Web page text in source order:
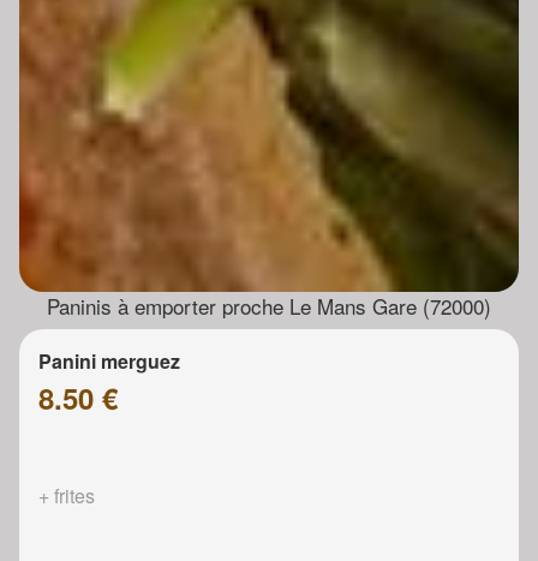
Paninis à emporter proche Le Mans Gare (72000)
Panini merguez
8.50 €
+ frites